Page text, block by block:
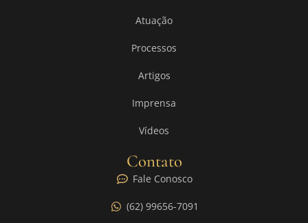
Atuação
Processos
Artigos
Imprensa
Vídeos
Contato
Fale Conosco
(62) 99656-7091